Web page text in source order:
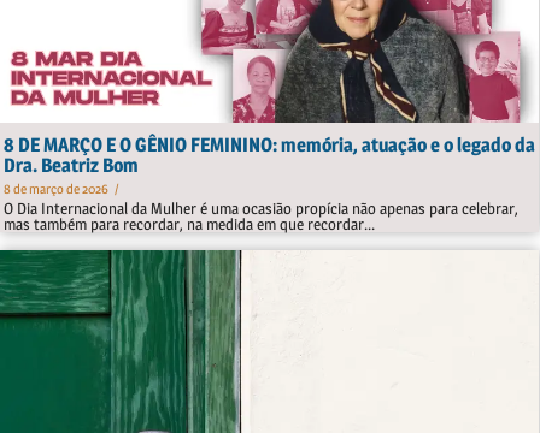
8 DE MARÇO E O GÊNIO FEMININO: memória, atuação e o legado da
Dra. Beatriz Bom
8 de março de 2026 /
O Dia Internacional da Mulher é uma ocasião propícia não apenas para celebrar,
mas também para recordar, na medida em que recordar...